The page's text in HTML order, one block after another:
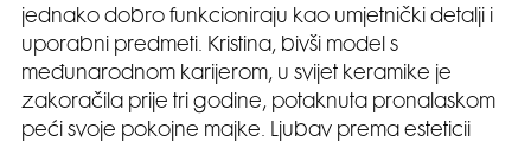
jednako dobro funkcioniraju kao umjetnički detalji i
uporabni predmeti. Kristina, bivši model s
međunarodnom karijerom, u svijet keramike je
zakoračila prije tri godine, potaknuta pronalaskom
peći svoje pokojne majke. Ljubav prema esteticii